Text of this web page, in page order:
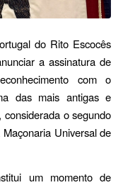
do Rito Escocês
a assinatura de
com o
das mais antigas e
considerada o segundo
Universal de
um momento de